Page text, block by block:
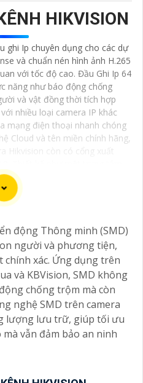
HIKVISION
ghi Ip chuyên dụng cho các dự
và chuẩn nén hình ảnh H.265
với tốc độ cao. Đầu Ghi Ip 64
năng như báo động chống
và vật đồng thời tích hợp
nhiều loại camera IP khác
mạng điện thoại nhanh chóng
Cloud và tên miền chính hãng,
Hikvision còn có cổng xuất
mang đến khả năng kết nối
bảo hiệu suất cao trong việc
văn bản giới thiệu dành
giá rẻ và chuyên
thiệu đến quý vị dịch vụ
và chuyên nghiệp cho
động Thông minh (SMD)
người và phương tiện,
chính xác. Ứng dụng trên
và KBVision, SMD không
chống trộm mà còn
nghệ SMD trên camera
lượng lưu trữ, giúp tối ưu
vẫn đảm bảo an ninh